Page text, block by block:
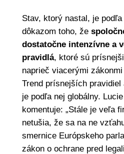
Stav, ktorý nastal, je
dôkazom toho, že
dostatočne intenzívne a
pravidlá, ktoré sú
naprieč viacerými
Trend prísnejších
je podľa nej globálny.
komentuje: „Stále je veľa
netušia, že sa na ne
smernice Európskeho
zákon o ochrane pred